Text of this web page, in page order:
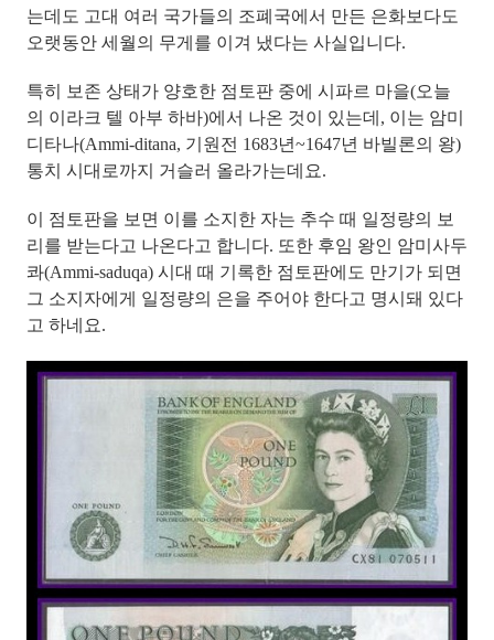
는데도 고대 여러 국가들의 조폐국에서 만든 은화보다도
오랫동안 세월의 무게를 이겨 냈다는 사실입니다.
특히 보존 상태가 양호한 점토판 중에 시파르 마을(오늘
의 이라크 텔 아부 하바)에서 나온 것이 있는데, 이는 암미
디타나(Ammi-ditana, 기원전 1683년~1647년 바빌론의 왕)
통치 시대로까지 거슬러 올라가는데요.
이 점토판을 보면 이를 소지한 자는 추수 때 일정량의 보
리를 받는다고 나온다고 합니다. 또한 후임 왕인 암미사두
콰(Ammi-saduqa) 시대 때 기록한 점토판에도 만기가 되면
그 소지자에게 일정량의 은을 주어야 한다고 명시 돼 있다
고 하네요.